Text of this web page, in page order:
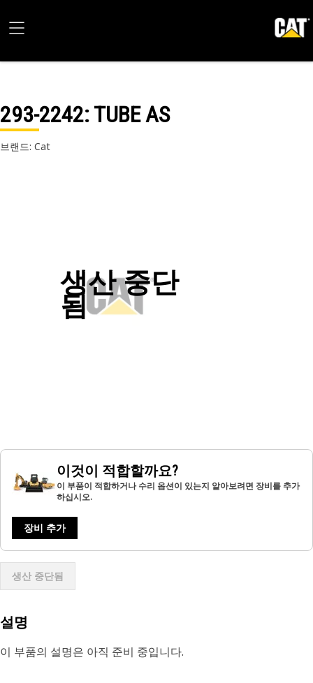
293-2242: TUBE AS
브랜드: Cat
생산 중단
됨
이것이 적합할까요?
이 부품이 적합하거나 수리 옵션이 있는지 알아보려면 장비를 추가
하십시오.
장비 추가
생산 중단됨
설명
이 부품의 설명은 아직 준비 중입니다.